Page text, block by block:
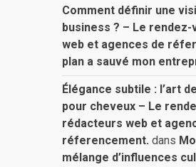
Comment définir une
business ? – Le
web et agences de
plan a sauvé mon
Élégance subtile : l’art
pour cheveux – Le
rédacteurs web et
réferencement. dans
mélange d’influences